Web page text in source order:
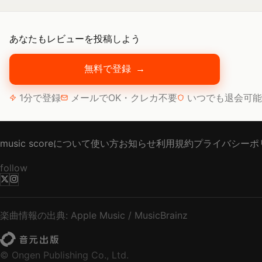
あなたもレビューを投稿しよう
無料で登録 →
1分で登録 メールでOK・クレカ不要 いつでも退会可能
music scoreについて使い方お知らせ利用規約プライバシーポ
follow
楽曲情報の出典: Apple Music / MusicBrainz
© Ongen Publishing Co., Ltd.